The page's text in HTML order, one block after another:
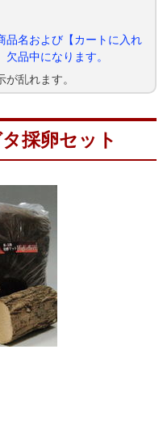
品名および【カートに入れ
品中になります。
乱れます。
採卵セット